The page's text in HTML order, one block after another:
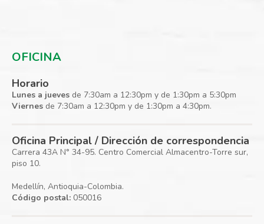
OFICINA
Horario
Lunes a jueves de 7:30am a 12:30pm y de 1:30pm a 5:30pm
Viernes de 7:30am a 12:30pm y de 1:30pm a 4:30pm.
Oficina Principal / Dirección de correspondencia
Carrera 43A N° 34-95. Centro Comercial Almacentro-Torre sur,
piso 10.
Medellín, Antioquia-Colombia.
Código postal: 050016